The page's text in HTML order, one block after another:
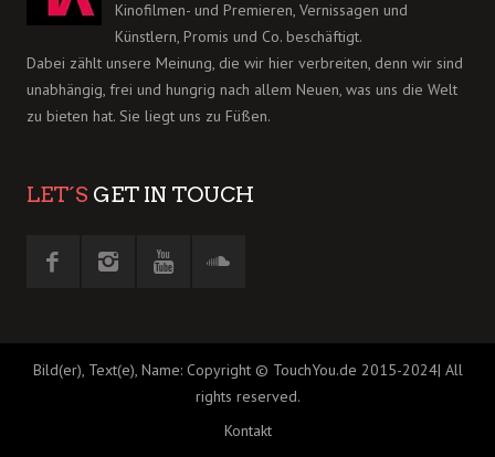
Kinofilmen- und Premieren, Vernissagen und
Künstlern, Promis und Co. beschäftigt.
Dabei zählt unsere Meinung, die wir hier verbreiten, denn wir sind
unabhängig, frei und hungrig nach allem Neuen, was uns die Welt
zu bieten hat. Sie liegt uns zu Füßen.
LET´S GET IN TOUCH
Bild(er), Text(e), Name: Copyright © TouchYou.de 2015-2024| All
rights reserved.
Kontakt